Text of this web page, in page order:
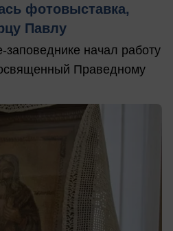
фотовыставка,
Павлу
заповеднике начал работу
Праведному